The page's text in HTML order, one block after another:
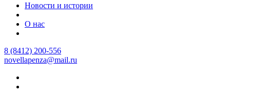
Новости и истории
О нас
8 (8412) 200-556
novellapenza@mail.ru